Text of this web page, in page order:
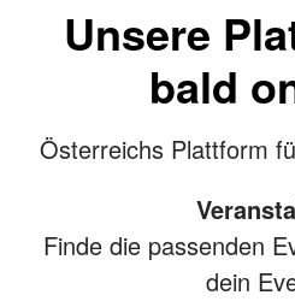
Unsere
bald
Österreichs Plattform
Finde die passenden
dein